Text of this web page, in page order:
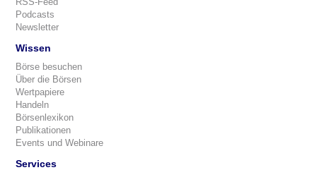
Podcasts
Newsletter
Wissen
Börse besuchen
Über die Börsen
Wertpapiere
Handeln
Börsenlexikon
Publikationen
Events und Webinare
Services